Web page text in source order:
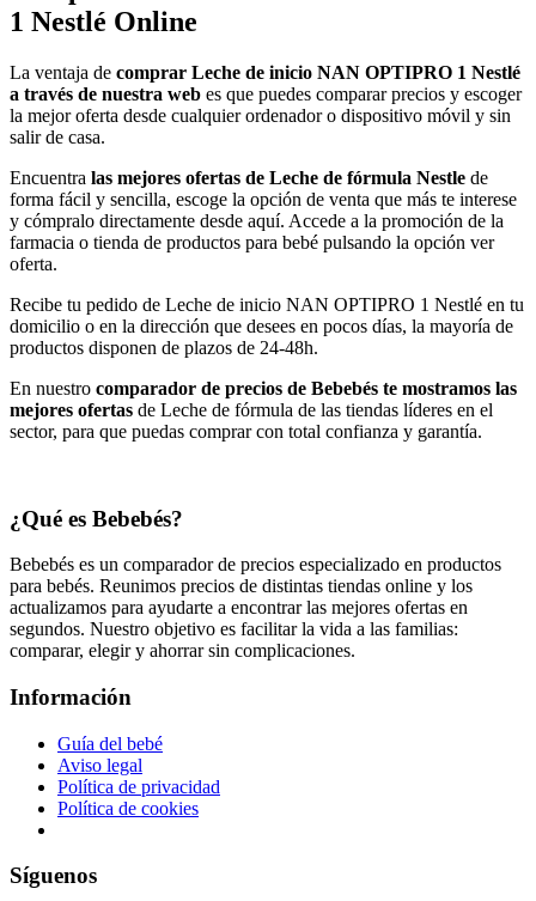
1 Nestlé Online
La ventaja de comprar Leche de inicio NAN OPTIPRO 1 Nestlé
a través de nuestra web es que puedes comparar precios y escoger
la mejor oferta desde cualquier ordenador o dispositivo móvil y sin
salir de casa.
Encuentra las mejores ofertas de Leche de fórmula Nestle de
forma fácil y sencilla, escoge la opción de venta que más te interese
y cómpralo directamente desde aquí. Accede a la promoción de la
farmacia o tienda de productos para bebé pulsando la opción ver
oferta.
Recibe tu pedido de Leche de inicio NAN OPTIPRO 1 Nestlé en tu
domicilio o en la dirección que desees en pocos días, la mayoría de
productos disponen de plazos de 24-48h.
En nuestro comparador de precios de Bebebés te mostramos las
mejores ofertas de Leche de fórmula de las tiendas líderes en el
sector, para que puedas comprar con total confianza y garantía.
¿Qué es Bebebés?
Bebebés es un comparador de precios especializado en productos
para bebés. Reunimos precios de distintas tiendas online y los
actualizamos para ayudarte a encontrar las mejores ofertas en
segundos. Nuestro objetivo es facilitar la vida a las familias:
comparar, elegir y ahorrar sin complicaciones.
Información
Guía del bebé
Aviso legal
Política de privacidad
Política de cookies
Síguenos